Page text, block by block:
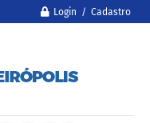
Login / Cadastro